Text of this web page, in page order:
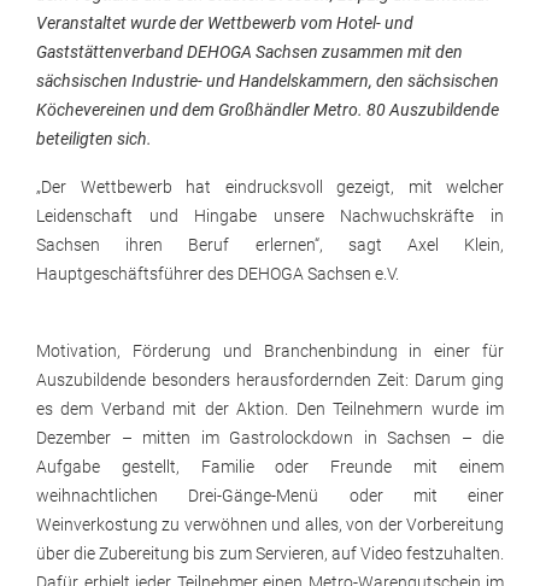
Veranstaltet wurde der Wettbewerb vom Hotel- und
Gaststättenverband DEHOGA Sachsen zusammen mit den
sächsischen Industrie- und Handelskammern, den sächsischen
Köchevereinen und dem Großhändler Metro. 80 Auszubildende
beteiligten sich.
„Der Wettbewerb hat eindrucksvoll gezeigt, mit welcher
Leidenschaft und Hingabe unsere Nachwuchskräfte in
Sachsen ihren Beruf erlernen“, sagt Axel Klein,
Hauptgeschäftsführer des DEHOGA Sachsen e.V.
Motivation, Förderung und Branchenbindung in einer für
Auszubildende besonders herausfordernden Zeit: Darum ging
es dem Verband mit der Aktion. Den Teilnehmern wurde im
Dezember – mitten im Gastrolockdown in Sachsen – die
Aufgabe gestellt, Familie oder Freunde mit einem
weihnachtlichen Drei-Gänge-Menü oder mit einer
Weinverkostung zu verwöhnen und alles, von der Vorbereitung
über die Zubereitung bis zum Servieren, auf Video festzuhalten.